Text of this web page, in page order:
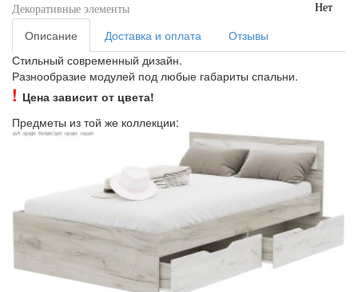
Декоративные элементы
Нет
Описание Доставка и оплата
Отзывы
Стильный современный дизайн.
Разнообразие модулей под любые габариты спальни.
! Цена зависит от цвета!
Предметы из той же коллекции: